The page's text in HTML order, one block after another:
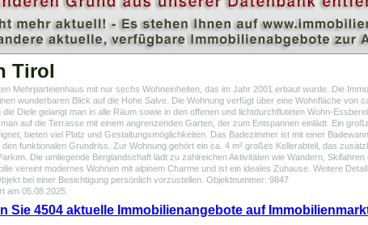
Tirol
Mehrparteienhaus mit nur sechs Wohneinheiten, das im Jahr 2001 erbaut wurde. Die
wunderbaren Blick auf die Hohe Salve. Die Wohnung verfügt über eine Wohnfläche von
Diele gelangt man in alle Räum sowie in den offenen und lichtdurchfluteten Wohn-
auf die Terrasse mit einem angrenzenden Garten, der zum Entspannen einlädt. Ein
bieten viel Platz und Gestaltungsmöglichkeiten. Das Badezimmer ist mit einer
funktionalen Grundriss. Zur Wohnung gehört ein ca. 4 m² großes Kellerabteil, das
Die umliegende Berglandschaft lädt zu zahlreichen Aktivitäten wie Wandern,
vereint modernes Wohnen mit alpinem Charme und ist ein ideales Zuhause. Weitere
bei einer Besichtigung persönlich vorzustellen. Objektnummer: 9847
am 05.08.2025.
Sie 4504 aktuelle Immobilienangebote auf